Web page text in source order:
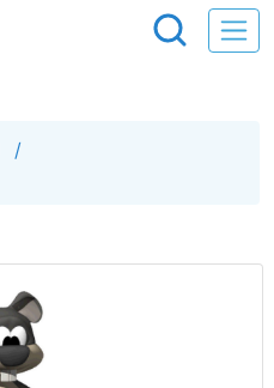
/